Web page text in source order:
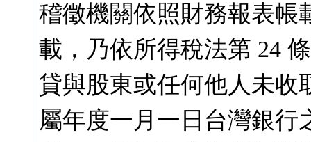
稽徵機關依照財務報表帳
載，乃依所得稅法第 24
貸與股東或任何他人未
屬年度一月一日台灣銀行